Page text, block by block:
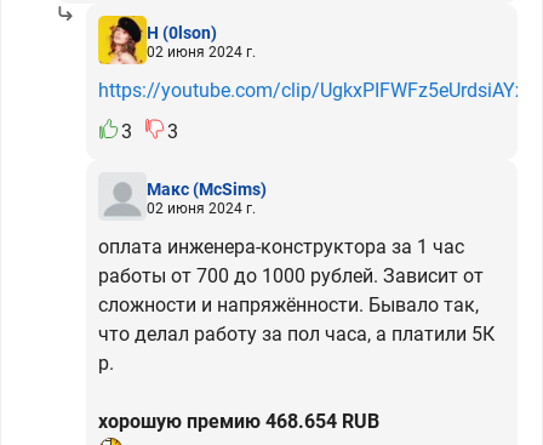
H (0lson)
02 июня 2024 г.
https://youtube.com/clip/
3
3
Макс(McSims)
02 июня 2024 г.
оплата инженера-конструктора за 1 час
работы от 700 до 1000 рублей. Зависит от
сложности и напряжённости. Бывало так,
что делал работу за пол часа, а платили 5К
р.
хорошую премию 468.654 RUB